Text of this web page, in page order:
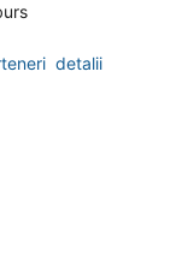
detalii